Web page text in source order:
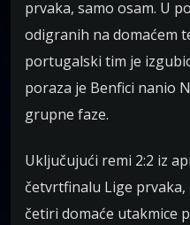
prvaka, samo osam. U
odigranih na domaćem
portugalski tim je
poraza je Benfici nanio
grupne faze.
Uključujući remi 2:2 iz
četvrtfinalu Lige
četiri domaće utakmice